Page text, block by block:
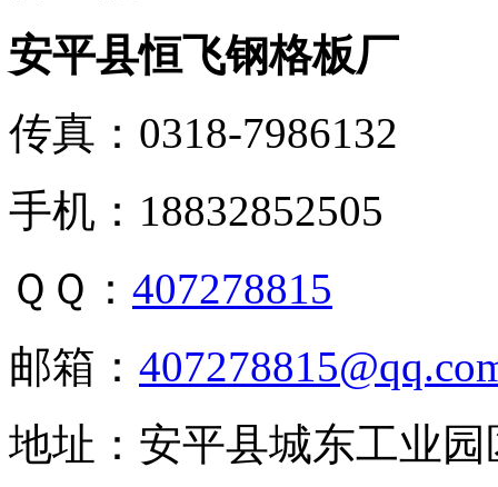
安平县恒飞钢格板厂
传真：0318-7986132
手机：18832852505
ＱＱ： 407278815
邮箱：
地址：安平县城东工业园